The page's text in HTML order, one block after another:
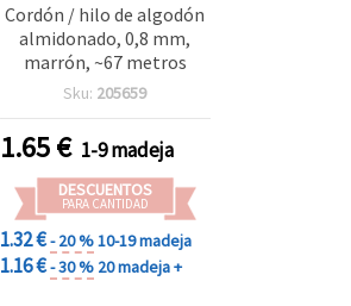
Cordón / hilo de algodón
almidonado, 0,8 mm,
marrón, ~67 metros
Sku: 205659
1.65€ 1-9 madeja
DESCUENTOS
PARA CANTIDAD
1.32 €- 20 %10-19 madeja
1.16 €- 30 % 20 madeja +